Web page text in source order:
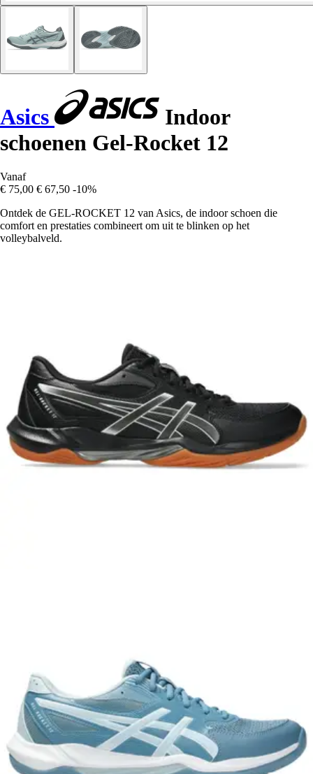
Asics
Indoor
schoenen Gel-Rocket 12
Vanaf
€ 75,00 € 67,50 -10%
Ontdek de GEL-ROCKET 12 van Asics, de indoor schoen die
comfort en prestaties combineert om uit te blinken op het
volleybalveld.